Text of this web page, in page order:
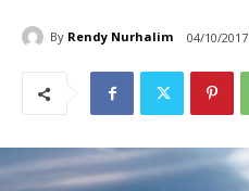
By Rendy Nurhalim 04/10/2017